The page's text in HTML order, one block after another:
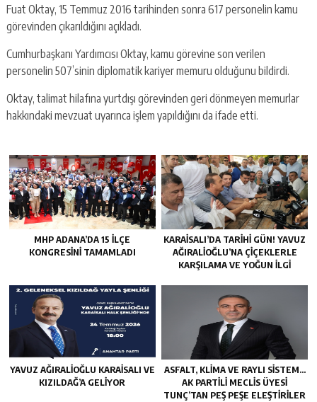
Fuat Oktay, 15 Temmuz 2016 tarihinden sonra 617 personelin kamu
görevinden çıkarıldığını açıkladı.
Cumhurbaşkanı Yardımcısı Oktay, kamu görevine son verilen
personelin 507’sinin diplomatik kariyer memuru olduğunu bildirdi.
Oktay, talimat hilafına yurtdışı görevinden geri dönmeyen memurlar
hakkındaki mevzuat uyarınca işlem yapıldığını da ifade etti.
MHP ADANA’DA 15 İLÇE
KONGRESINI TAMAMLADI
KARAISALI’DA TARIHI GÜN! YAVUZ
AĞIRALIOĞLU’NA ÇIÇEKLERLE
KARŞILAMA VE YOĞUN İLGI
YAVUZ AĞIRALIOĞLU KARAISALI VE
KIZILDAĞ’A GELIYOR
ASFALT, KLIMA VE RAYLI SISTEM…
AK PARTILI MECLIS ÜYESI
TUNÇ’TAN PEŞ PEŞE ELEŞTIRILER